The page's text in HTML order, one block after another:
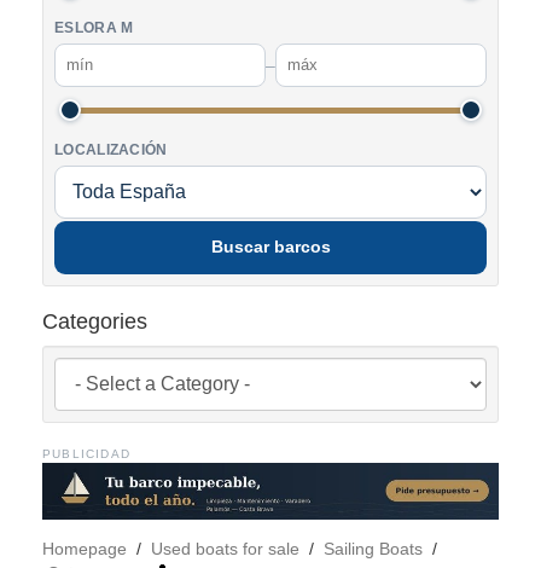
ESLORA M
–
LOCALIZACIÓN
Buscar barcos
Categories
PUBLICIDAD
Homepage / Used boats for sale / Sailing Boats /